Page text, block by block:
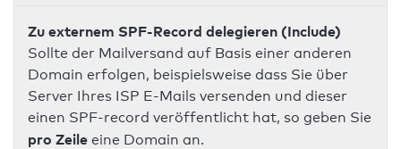
Zu externem SPF-Record delegieren (Include)
Sollte der Mailversand auf Basis einer anderen
Domain erfolgen, beispielsweise dass Sie über
Server Ihres ISP E-Mails versenden und dieser
einen SPF-record veröffentlicht hat, so geben Sie
pro Zeile eine Domain an.